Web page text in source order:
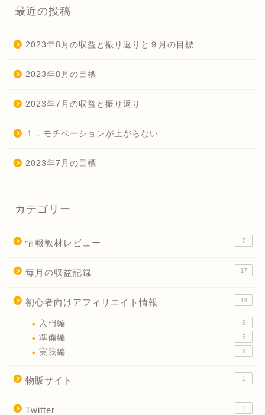
最近の投稿
2023年8月の収益と振り返りと９月の目標
2023年8月の目標
2023年7月の収益と振り返り
１．モチベーションが上がらない
2023年7月の目標
カテゴリー
情報教材レビュー 7
毎月の収益記録 17
初心者向けアフィリエイト情報 13
入門編 5
準備編 5
実践編 3
物販サイト 1
Twitter 1